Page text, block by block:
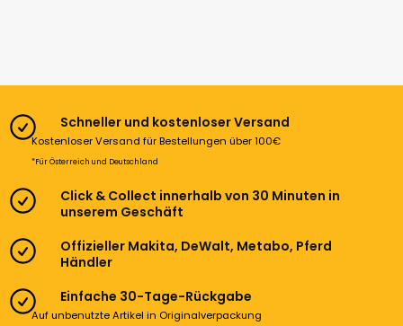
Schneller und kostenloser Versand
Kostenloser Versand für Bestellungen über 100€
*Für Österreich und Deutschland
Click & Collect innerhalb von 30 Minuten in
unserem Geschäft
Offizieller Makita, DeWalt, Metabo, Pferd
Händler
Einfache 30-Tage-Rückgabe
Auf unbenutzte Artikel in Originalverpackung